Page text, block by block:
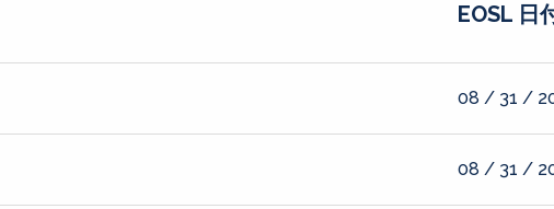
EOSL 日
08 / 31 /
08 / 31 /